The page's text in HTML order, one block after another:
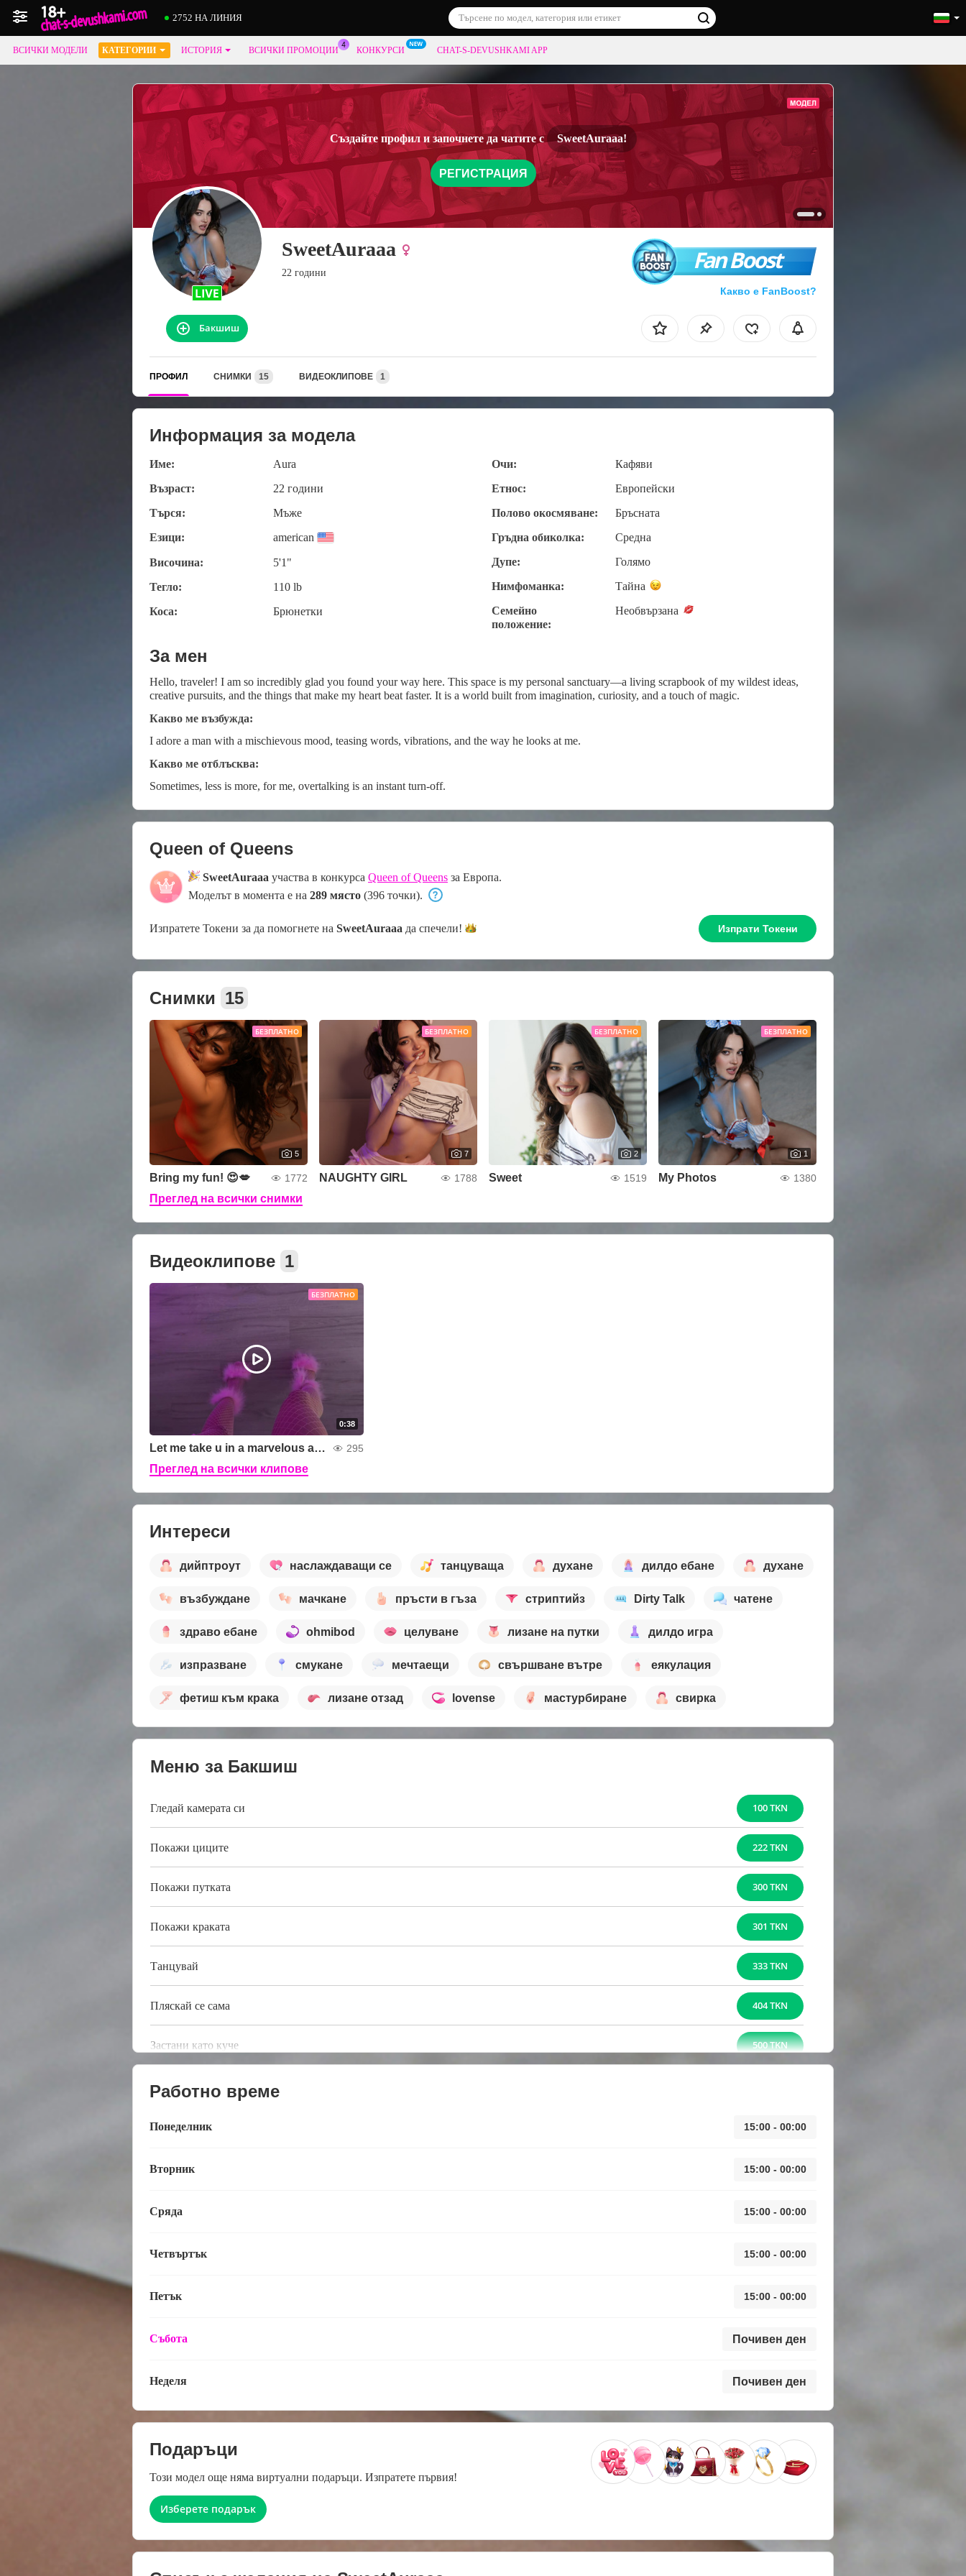
2752 НА ЛИНИЯ
ВСИЧКИ МОДЕЛИ КАТЕГОРИИ ИСТОРИЯ ВСИЧКИ ПРОМОЦИИ КОНКУРСИ CHAT-S-DEVUSHKAMI APP
Създайте профил и започнете да чатите с SweetAuraaa!
РЕГИСТРАЦИЯ
SweetAuraaa
22 години Fan Boost
Какво е FanBoost?
Бакшиш
ПРОФИЛ СНИМКИ 15 ВИДЕОКЛИПОВЕ 1
Информация за модела
Име:
Aura
Възраст:
22 години
Търся:
Мъже
Езици:
american
Височина:
5'1"
Тегло:
110 lb
Коса:
Брюнетки
Очи:
Кафяви
Етнос:
Европейски
Полово окосмяване:
Бръсната
Гръдна обиколка:
Среднa
Дупе:
Голямо
Нимфоманка:
Тайна
Семейно
положение:
Необвързана
За мен
Hello, traveler! I am so incredibly glad you found your way here. This space is my personal sanctuary—a living scrapbook of my wildest ideas,
creative pursuits, and the things that make my heart beat faster. It is a world built from imagination, curiosity, and a touch of magic.
Какво ме възбужда:
I adore a man with a mischievous mood, teasing words, vibrations, and the way he looks at me.
Какво ме отблъсква:
Sometimes, less is more, for me, overtalking is an instant turn-off.
Queen of Queens
SweetAuraaa участва в конкурса Queen of Queens за Европа.
Моделът в момента е на 289 място (396 точки).
Изпратете Токени за да помогнете на SweetAuraaa да спечели! Изпрати Токени
Снимки 15
БЕЗПЛАТНО
5
Bring my fun! 😍💋 1772
БЕЗПЛАТНО
7
NAUGHTY GIRL 1788
БЕЗПЛАТНО
2
Sweet 1519
БЕЗПЛАТНО
1
My Photos 1380
Преглед на всички снимки
Видеоклипове 1
БЕЗПЛАТНО
0:38
Let me take u in a marvelous adventure to explore every inch of my body 295
Преглед на всички клипове
Интереси
дийптроут наслаждаващи се танцуваща духане дилдо ебане духане
възбуждане мачкане пръсти в гъза стриптийз Dirty Talk чатене
здраво ебане ohmibod целуване лизане на путки дилдо игра
изпразване смукане мечтаещи свършване вътре еякулация
фетиш към крака лизане отзад lovense мастурбиране свирка
Меню за Бакшиш
Гледай камерата си 100 TKN
Покажи циците 222 TKN
Покажи путката 300 TKN
Покажи краката 301 TKN
Танцувай 333 TKN
Пляскай се сама 404 TKN
Застани като куче 500 TKN
Работно време
Понеделник 15:00 - 00:00
Вторник 15:00 - 00:00
Сряда 15:00 - 00:00
Четвъртък 15:00 - 00:00
Петък 15:00 - 00:00
Събота Почивен ден
Неделя Почивен ден
Подаръци
Този модел още няма виртуални подаръци. Изпратете първия!
Изберете подарък